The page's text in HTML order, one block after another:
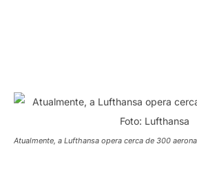
Atualmente, a Lufthansa opera cerca de 300